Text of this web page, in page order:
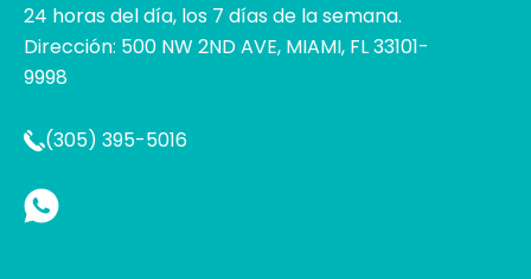
24 horas del día, los 7 días de la semana.
Dirección: 500 NW 2ND AVE, MIAMI, FL 33101-
9998
(305) 395-5016